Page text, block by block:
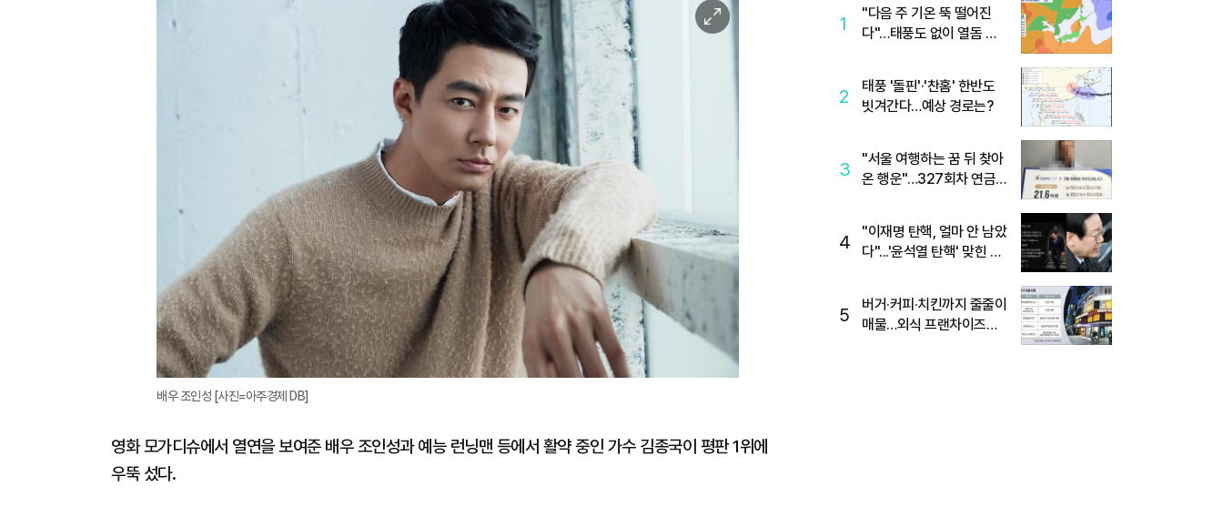
이
미
배우 조인성 [사진=아주경제 DB]
영화 모가디슈에서 열연을 보여준 배우 조인성과 예능 런닝맨 등에서 활약 중인 가수 김종국이 평판 1위에
우뚝 섰다.
1
"다음 주 기온 뚝 떨어진
다"…태풍도 없이 열돔 박
2
태풍 '돌핀'·'찬홈' 한반도
빗겨간다…예상 경로는?
3
"서울 여행하는 꿈 뒤 찾아
온 행운"…327회차 연금
4
"이재명 탄핵, 얼마 안 남았
다"...'윤석열 탄핵' 맞힌 무
5
버거·커피·치킨까지 줄줄이
매물…외식 프랜차이즈